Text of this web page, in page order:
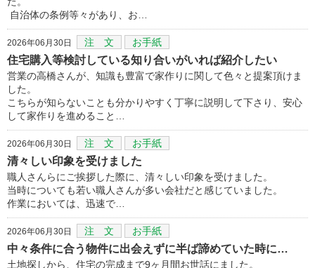
自治体の条例等々があり、お…
2026年06月30日 注 文 お手紙
住宅購入等検討している知り合いがいれば紹介したい
営業の高橋さんが、知識も豊富で家作りに関して色々と提案頂けま
した。
こちらが知らないことも分かりやすく丁寧に説明して下さり、安心
して家作りを進めること…
2026年06月30日 注 文 お手紙
清々しい印象を受けました
職人さんらにご挨拶した際に、清々しい印象を受けました。
当時についても若い職人さんが多い会社だと感じていました。
作業においては、迅速で…
2026年06月30日 注 文 お手紙
中々条件に合う物件に出会えずに半ば諦めていた時に…
土地探しから、住宅の完成まで9ヶ月間お世話にました。